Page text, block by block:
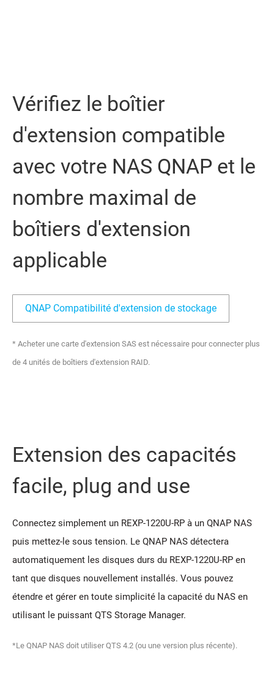
Vérifiez le boîtier
d'extension compatible
avec votre NAS QNAP et le
nombre maximal de
boîtiers d'extension
applicable
QNAP Compatibilité d'extension de stockage
* Acheter une carte d'extension SAS est nécessaire pour connecter plus
de 4 unités de boîtiers d'extension RAID.
Extension des capacités
facile, plug and use
Connectez simplement un REXP-1220U-RP à un QNAP NAS
puis mettez-le sous tension. Le QNAP NAS détectera
automatiquement les disques durs du REXP-1220U-RP en
tant que disques nouvellement installés. Vous pouvez
étendre et gérer en toute simplicité la capacité du NAS en
utilisant le puissant QTS Storage Manager.
*Le QNAP NAS doit utiliser QTS 4.2 (ou une version plus récente).